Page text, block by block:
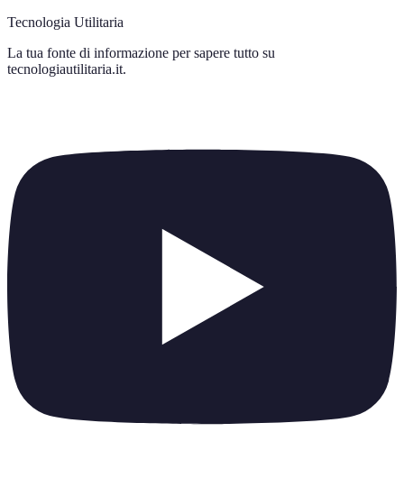
Tecnologia Utilitaria
La tua fonte di informazione per sapere tutto su
tecnologiautilitaria.it.